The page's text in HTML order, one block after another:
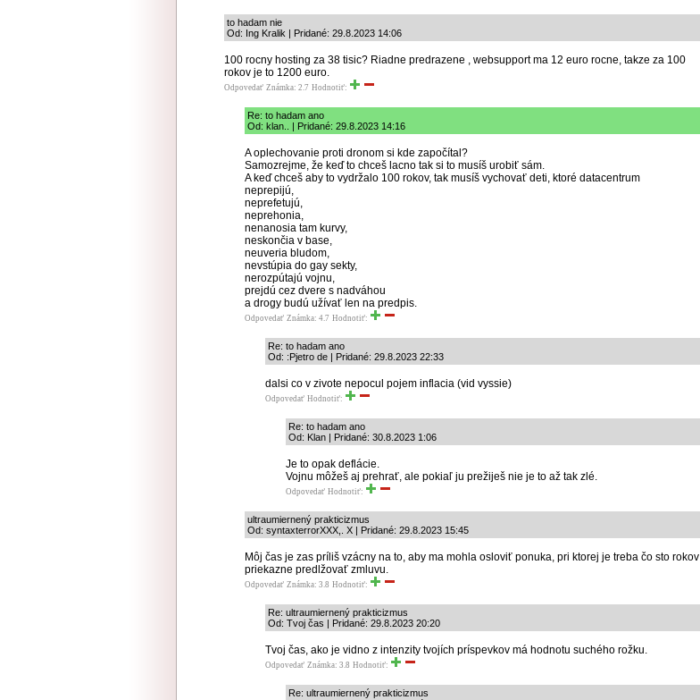
to hadam nie
Od: Ing Kralik | Pridané: 29.8.2023 14:06
100 rocny hosting za 38 tisic? Riadne predrazene , websupport ma 12 euro rocne, takze za 100
rokov je to 1200 euro.
Odpovedať Známka: 2.7 Hodnotiť:
Re: to hadam ano
Od: klan.. | Pridané: 29.8.2023 14:16
A oplechovanie proti dronom si kde započítal?
Samozrejme, že keď to chceš lacno tak si to musíš urobiť sám.
A keď chceš aby to vydržalo 100 rokov, tak musíš vychovať deti, ktoré datacentrum
neprepijú,
neprefetujú,
neprehonia,
nenanosia tam kurvy,
neskončia v base,
neuveria bludom,
nevstúpia do gay sekty,
nerozpútajú vojnu,
prejdú cez dvere s nadváhou
a drogy budú užívať len na predpis.
Odpovedať Známka: 4.7 Hodnotiť:
Re: to hadam ano
Od: :Pjetro de | Pridané: 29.8.2023 22:33
dalsi co v zivote nepocul pojem inflacia (vid vyssie)
Odpovedať Hodnotiť:
Re: to hadam ano
Od: Klan | Pridané: 30.8.2023 1:06
Je to opak deflácie.
Vojnu môžeš aj prehrať, ale pokiaľ ju prežiješ nie je to až tak zlé.
Odpovedať Hodnotiť:
ultraumiernený prakticizmus
Od: syntaxterrorXXX,. X | Pridané: 29.8.2023 15:45
Môj čas je zas príliš vzácny na to, aby ma mohla osloviť ponuka, pri ktorej je treba čo sto rokov
priekazne predlžovať zmluvu.
Odpovedať Známka: 3.8 Hodnotiť:
Re: ultraumiernený prakticizmus
Od: Tvoj čas | Pridané: 29.8.2023 20:20
Tvoj čas, ako je vidno z intenzity tvojích príspevkov má hodnotu suchého rožku.
Odpovedať Známka: 3.8 Hodnotiť:
Re: ultraumiernený prakticizmus